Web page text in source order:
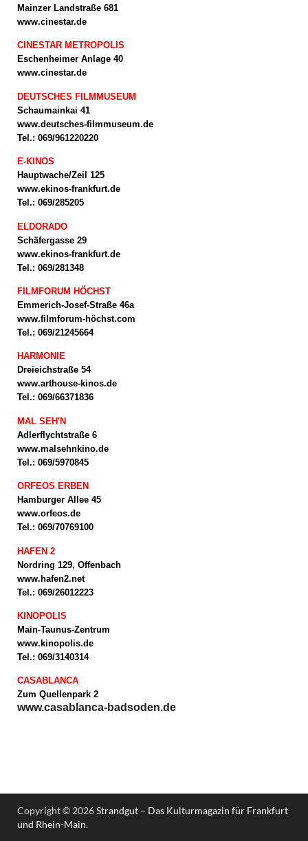
Mainzer Landstraße 681
www.cinestar.de
CINESTAR METROPOLIS
Eschenheimer Anlage 40
www.cinestar.de
DEUTSCHES FILMMUSEUM
Schaumainkai 41
www.deutsches-filmmuseum.de
Tel.: 069/961220220
E-KINOS
Hauptwache/Zeil 125
www.ekinos-frankfurt.de
Tel.: 069/285205
ELDORADO
Schäfergasse 29
www.ekinos-frankfurt.de
Tel.: 069/281348
FILMFORUM HÖCHST
Emmerich-Josef-Straße 46a
www.filmforum-höchst.com
Tel.: 069/21245664
HARMONIE
Dreieichstraße 54
www.arthouse-kinos.de
Tel.: 069/66371836
MAL SEH'N
Adlerflychtstraße 6
www.malsehnkino.de
Tel.: 069/5970845
ORFEOS ERBEN
Hamburger Allee 45
www.orfeos.de
Tel.: 069/70769100
HAFEN 2
Nordring 129, Offenbach
www.hafen2.net
Tel.: 069/26012223
KINOPOLIS
Main-Taunus-Zentrum
www.kinopolis.de
Tel.: 069/3140314
CASABLANCA
Zum Quellenpark 2
www.casablanca-badsoden.de
Copyright © 2026Strandgut – Das Kulturmagazin für Frankfurt
und Rhein-Main.